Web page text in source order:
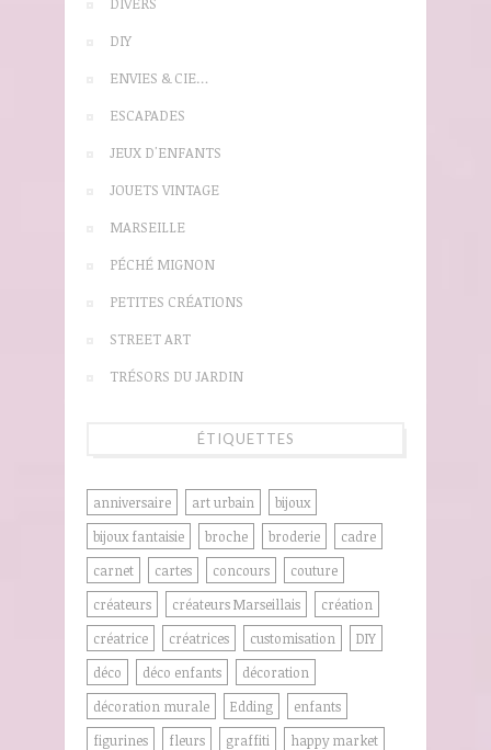
DIY
ENVIES & CIE…
ESCAPADES
JEUX D'ENFANTS
JOUETS VINTAGE
MARSEILLE
PÉCHÉ MIGNON
PETITES CRÉATIONS
STREET ART
TRÉSORS DU JARDIN
ÉTIQUETTES
anniversaire art urbain
bijoux
bijoux fantaisie
broche broderie
cadre
carnet
cartes concours
couture
créateurs
créateurs Marseillais
création
créatrice
créatrices customisation
DIY
déco
déco enfants
décoration
décoration murale
Edding
enfants
figurines
fleurs graffiti happy market